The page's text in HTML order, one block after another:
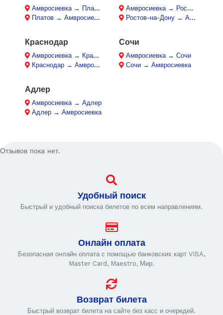
Амвросиевка → Платов
Платов → Амвросиевка
Амвросиевка → Ростов-на-Дону
Ростов-на-Дону → Амвросиевка
Краснодар
Амвросиевка → Краснодар
Краснодар → Амвросиевка
Сочи
Амвросиевка → Сочи
Сочи → Амвросиевка
Адлер
Амвросиевка → Адлер
Адлер → Амвросиевка
Отзывов пока нет.
Удобный поиск
Быстрый и удобный поиска билетов по всем направлениям.
Онлайн оплата
Безопасная онлайн оплата с помощью банковских карт VISA,
Master Card, Maestro, Мир.
Возврат билета
Быстрый возврат билета на сайте без касс и очередей.